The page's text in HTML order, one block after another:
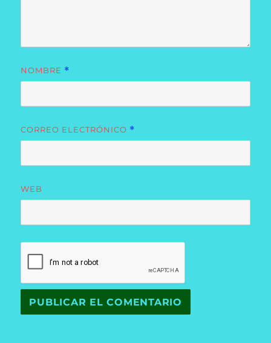
NOMBRE *
CORREO ELECTRÓNICO *
WEB